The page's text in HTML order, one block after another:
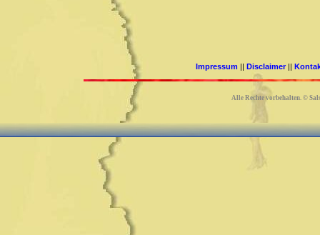
Impressum || Disclaimer ||
Alle Rechte vorbehalten. ©